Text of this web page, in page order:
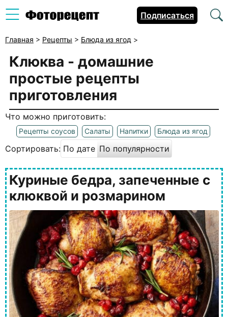
Подписаться
Главная > Рецепты > Блюда из ягод >
Клюква - домашние
простые рецепты
приготовления
Что можно приготовить:
Рецепты соусов Салаты Напитки Блюда из ягод
Сортировать: По дате По популярности
Куриные бедра, запеченные с
клюквой и розмарином